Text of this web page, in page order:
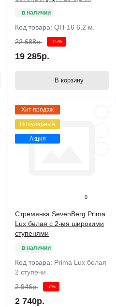
в наличии
Код товара: QH-16 6,2 м.
22 688р.
-15%
19 285р.
В корзину
Хит продаж
Популярный
Акция
0
Стремянка SevenBerg Prima
Lux белая с 2-мя широкими
ступенями
в наличии
Код товара: Prima Lux белая
2 ступени
2 946р.
-7%
2 740р.